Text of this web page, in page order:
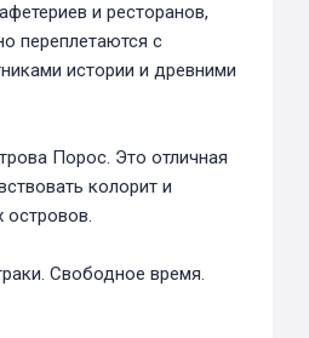
и ресторанов,
переплетаются с
истории и древними
Порос. Это отличная
колорит и
островов.
Свободное время.